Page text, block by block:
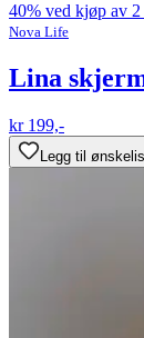
40% ved kjøp av
Nova Life
Lina
kr 199,-
Legg til